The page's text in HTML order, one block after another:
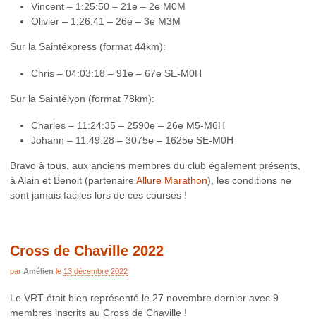
Vincent – 1:25:50 – 21e – 2e M0M
Olivier – 1:26:41 – 26e – 3e M3M
Sur la Saintéxpress (format 44km):
Chris – 04:03:18 – 91e – 67e SE-M0H
Sur la Saintélyon (format 78km):
Charles – 11:24:35 – 2590e – 26e M5-M6H
Johann – 11:49:28 – 3075e – 1625e SE-M0H
Bravo à tous, aux anciens membres du club également présents,
à Alain et Benoit (partenaire Allure Marathon), les conditions ne
sont jamais faciles lors de ces courses !
Cross de Chaville 2022
par Amélien le 13 décembre 2022
Le VRT était bien représenté le 27 novembre dernier avec 9
membres inscrits au Cross de Chaville !